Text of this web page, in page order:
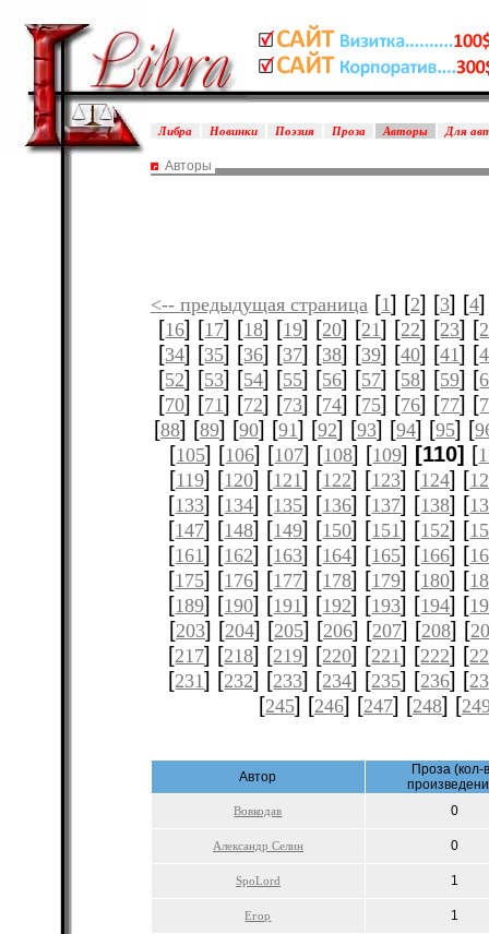
Либра Новинки Поэзия Проза Авторы Для
Авторы
<-- предыдущая страница [1] [2] [3] [4
[16] [17] [18] [19] [20] [21] [22] [23] [
[34] [35] [36] [37] [38] [39] [40] [41] [
[52] [53] [54] [55] [56] [57] [58] [59] [
[70] [71] [72] [73] [74] [75] [76] [77] [
[88] [89] [90] [91] [92] [93] [94] [95] [
[105] [106] [107] [108] [109] [110] [
[119] [120] [121] [122] [123] [124] [
[133] [134] [135] [136] [137] [138] [
[147] [148] [149] [150] [151] [152] [
[161] [162] [163] [164] [165] [166] [
[175] [176] [177] [178] [179] [180] [
[189] [190] [191] [192] [193] [194] [
[203] [204] [205] [206] [207] [208] [
[217] [218] [219] [220] [221] [222] [
[231] [232] [233] [234] [235] [236] [
[245] [246] [247] [248] [
Автор
Проза (кол-
Вовкодав 0
Александр Селин 0
SpoLord 1
Егор 1